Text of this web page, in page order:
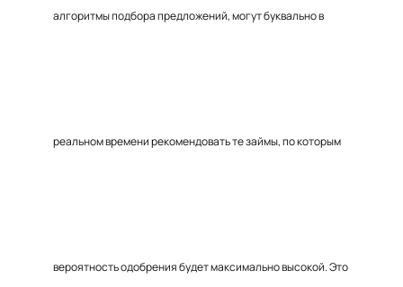
алгоритмы подбора предложений, могут буквально в
реальном времени рекомендовать те займы, по которым
вероятность одобрения будет максимально высокой. Это